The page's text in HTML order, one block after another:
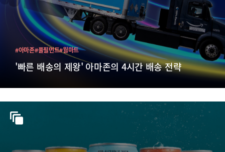
'빠른 배송의 제왕' 아마존의 4시간 배송 전략
#아마존#풀필먼트#월마트